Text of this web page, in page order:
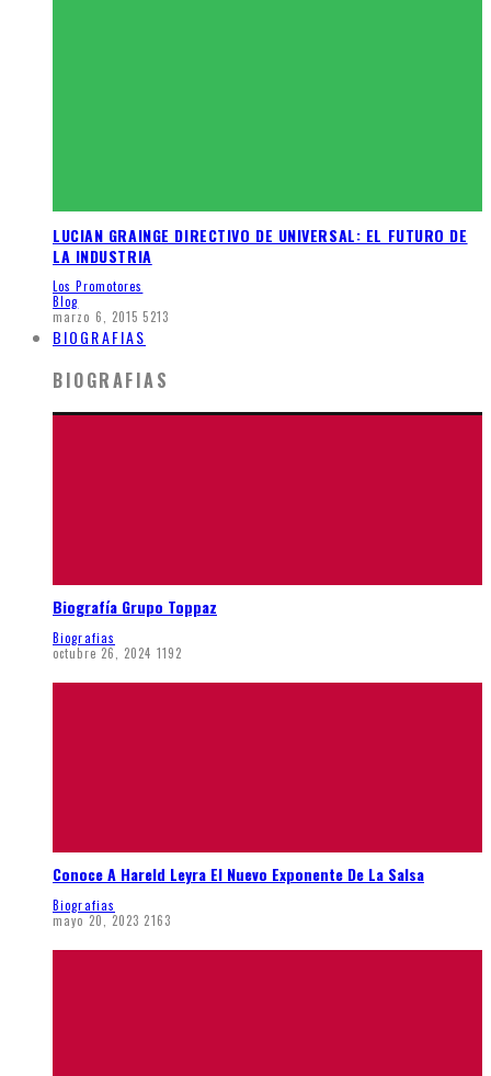
LUCIAN GRAINGE DIRECTIVO DE UNIVERSAL: EL FUTURO DE
LA INDUSTRIA
Los Promotores
Blog
marzo 6, 2015 5213
BIOGRAFIAS
BIOGRAFIAS
Biografía Grupo Toppaz
Biografias
octubre 26, 2024 1192
Conoce A Hareld Leyra El Nuevo Exponente De La Salsa
Biografias
mayo 20, 2023 2163